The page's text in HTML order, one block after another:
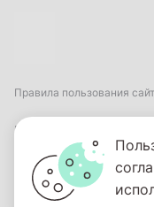
Правила пользования
Пользовательское
Политика обработки
© ФГБНУ «Институт